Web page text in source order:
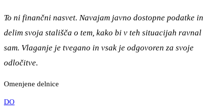
To ni finančni nasvet. Navajam javno dostopne podatke in
delim svoja stališča o tem, kako bi v teh situacijah ravnal
sam. Vlaganje je tvegano in vsak je odgovoren za svoje
odločitve.
Omenjene delnice
DO